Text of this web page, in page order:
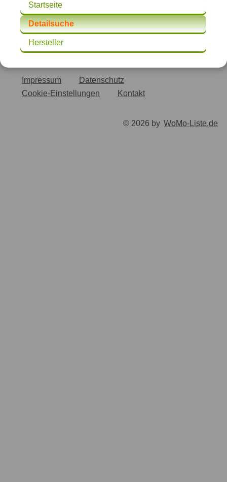
Startseite
Detailsuche
Hersteller
Impressum
Datenschutz
Cookie-Einstellungen
Kontakt
© 2026 by WoMo-Liste.de